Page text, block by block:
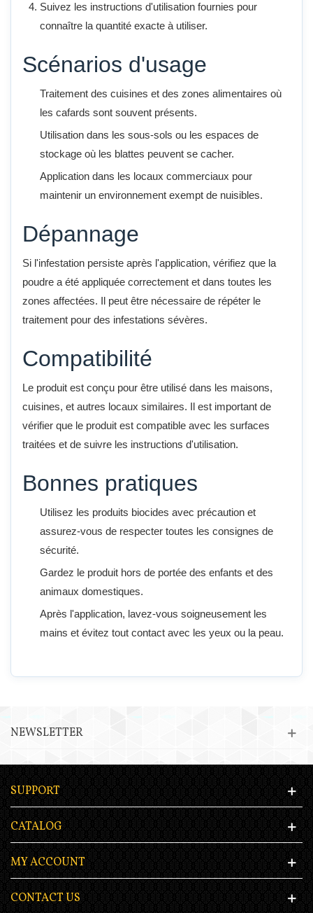
Suivez les instructions d'utilisation fournies pour
connaître la quantité exacte à utiliser.
Scénarios d'usage
Traitement des cuisines et des zones alimentaires où
les cafards sont souvent présents.
Utilisation dans les sous-sols ou les espaces de
stockage où les blattes peuvent se cacher.
Application dans les locaux commerciaux pour
maintenir un environnement exempt de nuisibles.
Dépannage
Si l'infestation persiste après l'application, vérifiez que la
poudre a été appliquée correctement et dans toutes les
zones affectées. Il peut être nécessaire de répéter le
traitement pour des infestations sévères.
Compatibilité
Le produit est conçu pour être utilisé dans les maisons,
cuisines, et autres locaux similaires. Il est important de
vérifier que le produit est compatible avec les surfaces
traitées et de suivre les instructions d'utilisation.
Bonnes pratiques
Utilisez les produits biocides avec précaution et
assurez-vous de respecter toutes les consignes de
sécurité.
Gardez le produit hors de portée des enfants et des
animaux domestiques.
Après l'application, lavez-vous soigneusement les
mains et évitez tout contact avec les yeux ou la peau.
NEWSLETTER
SUPPORT
CATALOG
MY ACCOUNT
CONTACT US